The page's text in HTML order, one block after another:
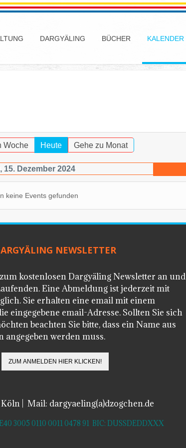
DARGYÄLING BÜCHER KALENDER
Woche Heute Gehe zu Monat
15. Dezember 2024
keine Events gefunden
NEWSLETTER
kostenlosen Dargyäling Newsletter an und
Eine Abmeldung ist jederzeit mit
Sie erhalten eine email mit einem
eingegebene email-Adresse. Sollten Sie sich
beachten Sie bitte, dass ein Name aus
werden muss.
| Mail: dargyaeling(a)dzogchen.de
3005 0110 0011 0478 91 BIC: DUSSDEDDXXX